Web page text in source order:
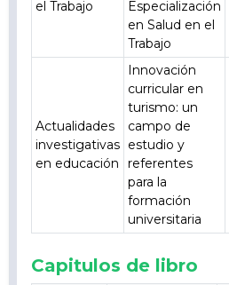
el Trabajo
Especialización
en Salud en el
Trabajo
Actualidades
investigativas
en educación
Innovación
curricular en
turismo: un
campo de
estudio y
referentes
para la
formación
universitaria
Capitulos de libro